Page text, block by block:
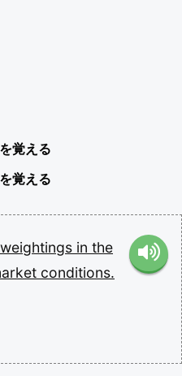
覚える
覚える
weightings in the
conditions.